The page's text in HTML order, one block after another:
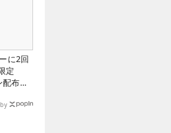
に2回
定
配布